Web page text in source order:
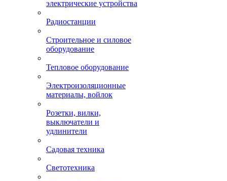
электрические устройства
Радиостанции
Строительное и силовое
оборудование
Тепловое оборудование
Электроизоляционные
материалы, войлок
Розетки, вилки,
выключатели и
удлинители
Садовая техника
Светотехника